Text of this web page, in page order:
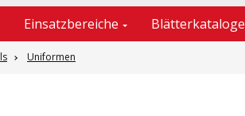
Einsatzbereiche Blätterkataloge
Uniformen